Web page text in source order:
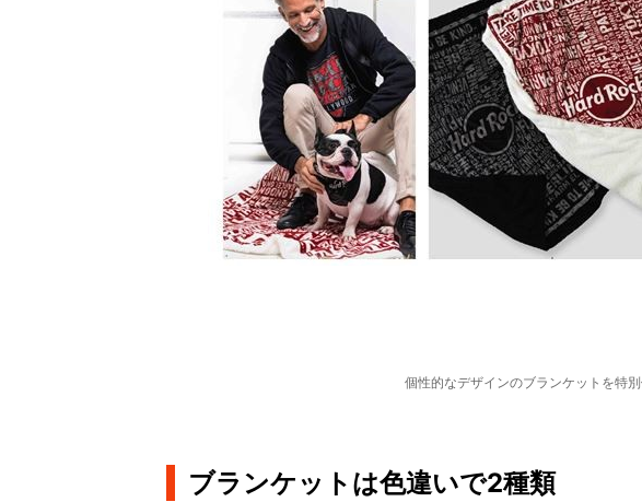
個性的なデザインのブランケットを特別
ブランケットは色違いで2種類